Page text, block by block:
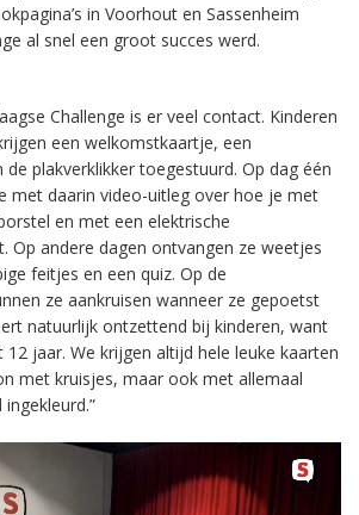
in Voorhout en Sassenheim
al snel een groot succes werd.
Challenge is er veel contact. Kinderen
een welkomstkaartje, een
plakverklikker toegestuurd. Op dag één
met daarin video-uitleg over hoe je met
en met een elektrische
Op andere dagen ontvangen ze weetjes
feitjes en een quiz. Op de
ze aankruisen wanneer ze gepoetst
natuurlijk ontzettend bij kinderen, want
jaar. We krijgen altijd hele leuke kaarten
met kruisjes, maar ook met allemaal